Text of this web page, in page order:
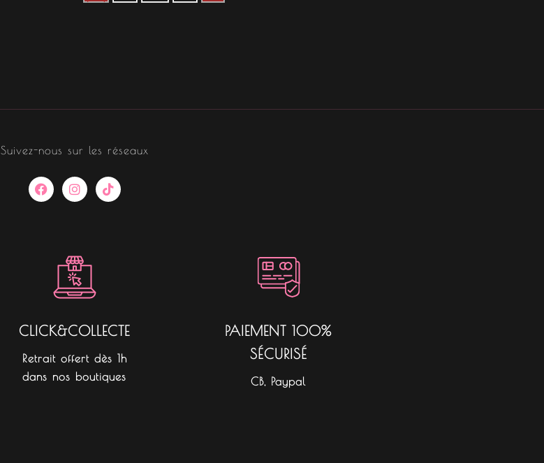
Suivez-nous sur les réseaux
F
a
I
n
r
a
m
T
i
CLICK&COLLECTE
Retrait offert dès 1h
dans nos boutiques
PAIEMENT 100%
SÉCURISÉ
CB, Paypal